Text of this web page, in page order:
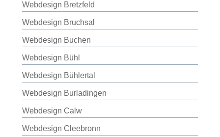
Webdesign Bretzfeld
Webdesign Bruchsal
Webdesign Buchen
Webdesign Bühl
Webdesign Bühlertal
Webdesign Burladingen
Webdesign Calw
Webdesign Cleebronn